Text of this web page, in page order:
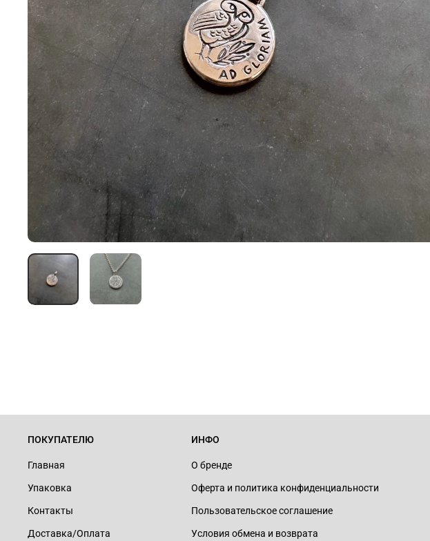
ПОКУПАТЕЛЮ
Главная
Упаковка
Контакты
Доставка/Оплата
ИНФО
О бренде
Оферта и политика конфиденциальности
Пользовательское соглашение
Условия обмена и возврата